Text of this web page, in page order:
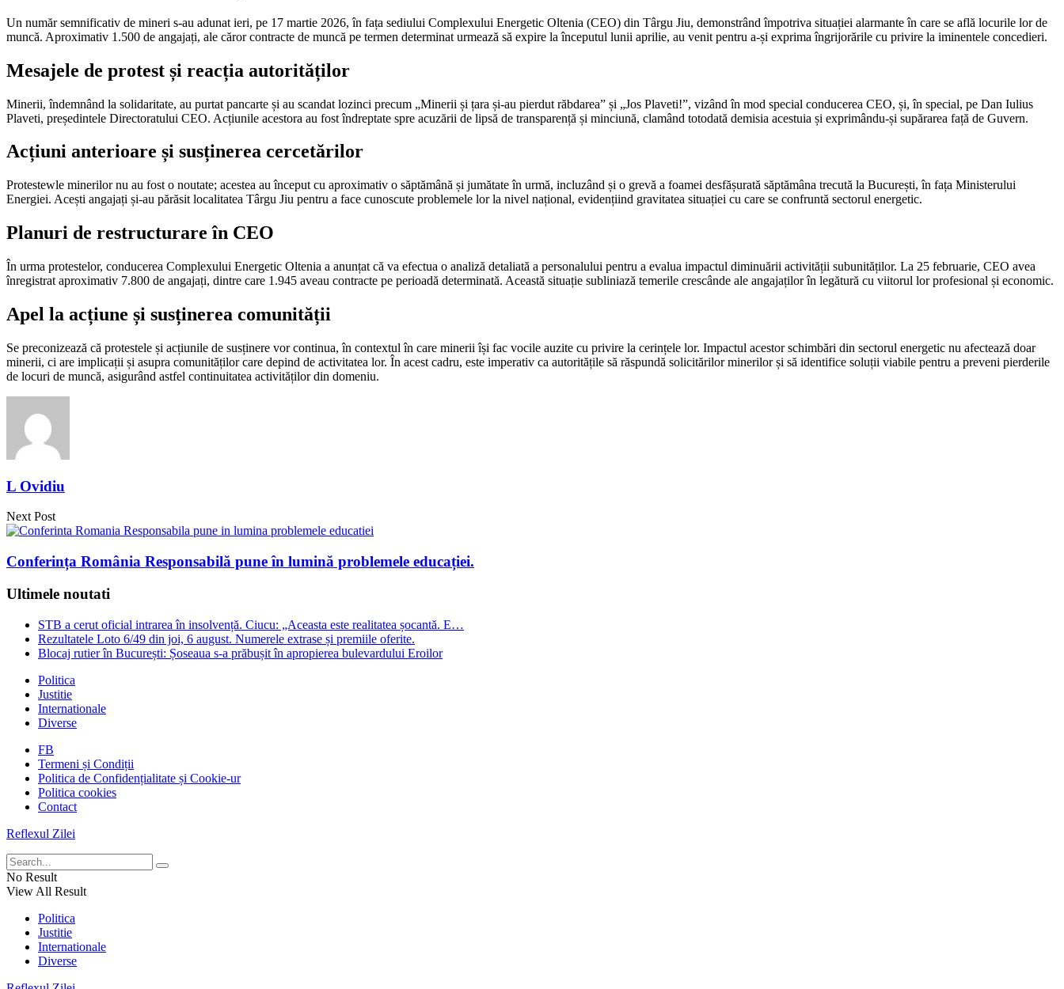
Un număr semnificativ de mineri s-au adunat ieri, pe 17 martie 2026, în fața sediului Complexului Energetic Oltenia (CEO) din Târgu Jiu, demonstrând împotriva situației alarmante în care se află locurile lor de
muncă. Aproximativ 1.500 de angajați, ale căror contracte de muncă pe termen determinat urmează să expire la începutul lunii aprilie, au venit pentru a-și exprima îngrijorările cu privire la iminentele concedieri.
Mesajele de protest și reacția autorităților
Minerii, îndemnând la solidaritate, au purtat pancarte și au scandat lozinci precum „Minerii și țara și-au pierdut răbdarea” și „Jos Plaveti!”, vizând în mod special conducerea CEO, și, în special, pe Dan Iulius
Plaveti, președintele Directoratului CEO. Acțiunile acestora au fost îndreptate spre acuzării de lipsă de transparență și minciună, clamând totodată demisia acestuia și exprimându-și supărarea față de Guvern.
Acțiuni anterioare și susținerea cercetărilor
Protestewle minerilor nu au fost o noutate; acestea au început cu aproximativ o săptămână și jumătate în urmă, incluzând și o grevă a foamei desfășurată săptămâna trecută la București, în fața Ministerului
Energiei. Acești angajați și-au părăsit localitatea Târgu Jiu pentru a face cunoscute problemele lor la nivel național, evidențiind gravitatea situației cu care se confruntă sectorul energetic.
Planuri de restructurare în CEO
În urma protestelor, conducerea Complexului Energetic Oltenia a anunțat că va efectua o analiză detaliată a personalului pentru a evalua impactul diminuării activității subunităților. La 25 februarie, CEO avea
înregistrat aproximativ 7.800 de angajați, dintre care 1.945 aveau contracte pe perioadă determinată. Această situație subliniază temerile crescânde ale angajaților în legătură cu viitorul lor profesional și economic.
Apel la acțiune și susținerea comunității
Se preconizează că protestele și acțiunile de susținere vor continua, în contextul în care minerii își fac vocile auzite cu privire la cerințele lor. Impactul acestor schimbări din sectorul energetic nu afectează doar
minerii, ci are implicații și asupra comunităților care depind de activitatea lor. În acest cadru, este imperativ ca autoritățile să răspundă solicitărilor minerilor și să identifice soluții viabile pentru a preveni pierderile
de locuri de muncă, asigurând astfel continuitatea activităților din domeniu.
L Ovidiu
Next Post
Conferința România Responsabilă pune în lumină problemele educației.
Ultimele noutati
STB a cerut oficial intrarea în insolvență. Ciucu: „Aceasta este realitatea șocantă. E…
Rezultatele Loto 6/49 din joi, 6 august. Numerele extrase și premiile oferite.
Blocaj rutier în București: Șoseaua s-a prăbușit în apropierea bulevardului Eroilor
Politica
Justitie
Internationale
Diverse
FB
Termeni și Condiții
Politica de Confidențialitate și Cookie-ur
Politica cookies
Contact
Reflexul Zilei
No Result
View All Result
Politica
Justitie
Internationale
Diverse